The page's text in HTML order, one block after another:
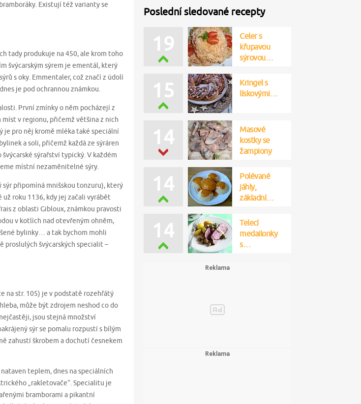
Existují též varianty se
tady produkuje na 450, ale krom toho
švýcarským sýrem je ementál, který
s oky. Emmentaler, což značí z údolí
je pod ochrannou známkou.
První zmínky o něm pocházejí z
v regionu, přičemž většina z nich
je pro něj kromě mléka také speciální
a soli, přičemž každá ze sýráren
sýrařství typický. V každém
místní nezaměnitelné sýry.
sýr připomíná mnišskou tonzuru), který
roku 1136, kdy jej začali vyrábět
z oblasti Gibloux, známkou pravosti
v kotlích nad otevřeným ohněm,
bylinky… a tak bychom mohli
proslulých švýcarských specialit –
na str. 105) je v podstatě rozehřátý
může být zdrojem neshod co do
jsou stejná množství
sýr se pomalu rozpustí s bílým
zahustí škrobem a dochutí česnekem
teplem, dnes na speciálních
„rakletovače“. Specialitu je
bramborami a pikantní
Poslední sledované recepty
19
Celer s
křupavou
sýrovou…
14
Masové
kostky se
žampiony
14
Polévané
jáhly,
základní…
14
Telecí
medailonky
s…
15
Kringel s
lískovými…